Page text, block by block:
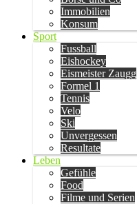
Immobilien
Konsum
Sport
Fussball
Eishockey
Eismeister Zaugg
Formel 1
Tennis
Velo
Ski
Unvergessen
Resultate
Leben
Gefühle
Food
Filme und Serien